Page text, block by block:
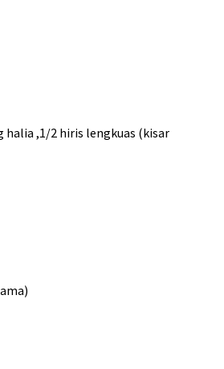
halia ,1/2 hiris lengkuas (kisar